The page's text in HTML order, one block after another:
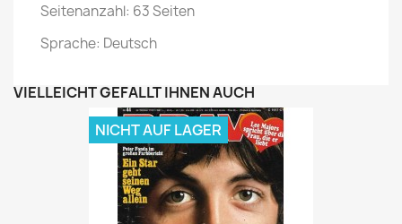
Seitenanzahl: 63 Seiten
Sprache: Deutsch
VIELLEICHT GEFÄLLT IHNEN AUCH
NICHT AUF LAGER